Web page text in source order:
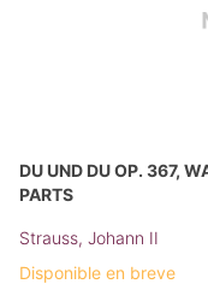
DU UND DU OP. 367,
PARTS
Strauss, Johann II
Disponible en breve